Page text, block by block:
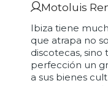
Motoluis
Ibiza tiene
que atrapa no
discotecas,
perfección un
a sus bienes